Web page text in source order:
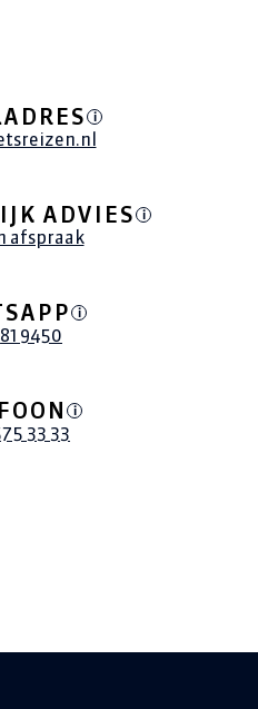
i
ADVIES i
afspraak
i
9450
i
33 33